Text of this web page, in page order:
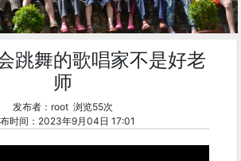
跳舞的歌唱家不是好老
师
发布者：root 浏览55次
时间：2023年9月04日 17:01